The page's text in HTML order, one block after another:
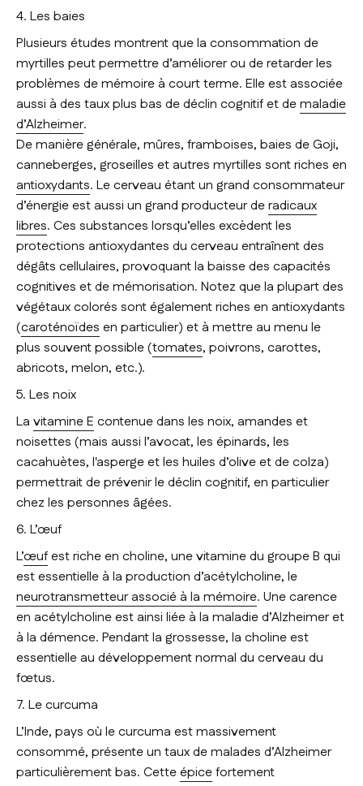
4. Les baies
Plusieurs études montrent que la consommation de
myrtilles peut permettre d’améliorer ou de retarder les
problèmes de mémoire à court terme. Elle est associée
aussi à des taux plus bas de déclin cognitif et demaladie
d’Alzheimer.
De manière générale, mûres, framboises, baies de Goji,
canneberges, groseilles et autres myrtilles sont riches en
antioxydants. Le cerveau étant un grand consommateur
d’énergie est aussi un grand producteur deradicaux
libres. Ces substances lorsqu’elles excèdent les
protections antioxydantes du cerveau entraînent des
dégâts cellulaires, provoquant la baisse des capacités
cognitives et de mémorisation. Notez que la plupart des
végétaux colorés sont également riches en antioxydants
(caroténoïdes en particulier) et à mettre au menu le
plus souvent possible (tomates, poivrons, carottes,
abricots, melon, etc.).
5. Les noix
La vitamine E contenue dans les noix, amandes et
noisettes (mais aussi l’avocat, les épinards, les
cacahuètes, l'asperge et les huiles d’olive et de colza)
permettrait de prévenir le déclin cognitif, en particulier
chez les personnes âgées.
6. L’œuf
L’œufest riche en choline, une vitamine du groupe B qui
est essentielle à la production d’acétylcholine, le
neurotransmetteur associé à la mémoire. Une carence
en acétylcholine est ainsi liée à la maladie d’Alzheimer et
à la démence. Pendant la grossesse, la choline est
essentielle au développement normal du cerveau du
fœtus.
7. Le curcuma
L’Inde, pays où le curcuma est massivement
consommé, présente un taux de malades d’Alzheimer
particulièrement bas. Cetteépicefortement